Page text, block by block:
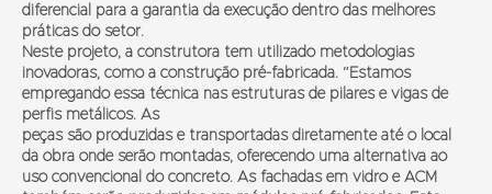
diferencial para a garantia da execução dentro das melhores
práticas do setor.
Neste projeto, a construtora tem utilizado metodologias
inovadoras, como a construção pré-fabricada. “Estamos
empregando essa técnica nas estruturas de pilares e vigas de
perfis metálicos. As
peças são produzidas e transportadas diretamente até o local
da obra onde serão montadas, oferecendo uma alternativa ao
uso convencional do concreto. As fachadas em vidro e ACM